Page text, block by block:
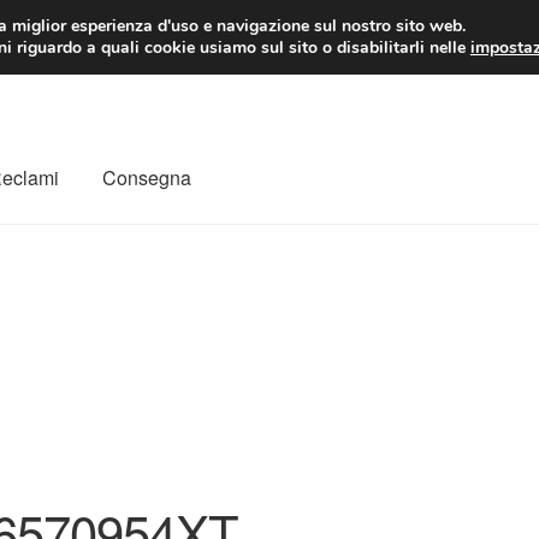
EUR Lun-Ven
Consegna
esperienza d'uso e navigazione sul nostro sito web.
riguardo a quali cookie usiamo sul sito o disabilitarli nelle